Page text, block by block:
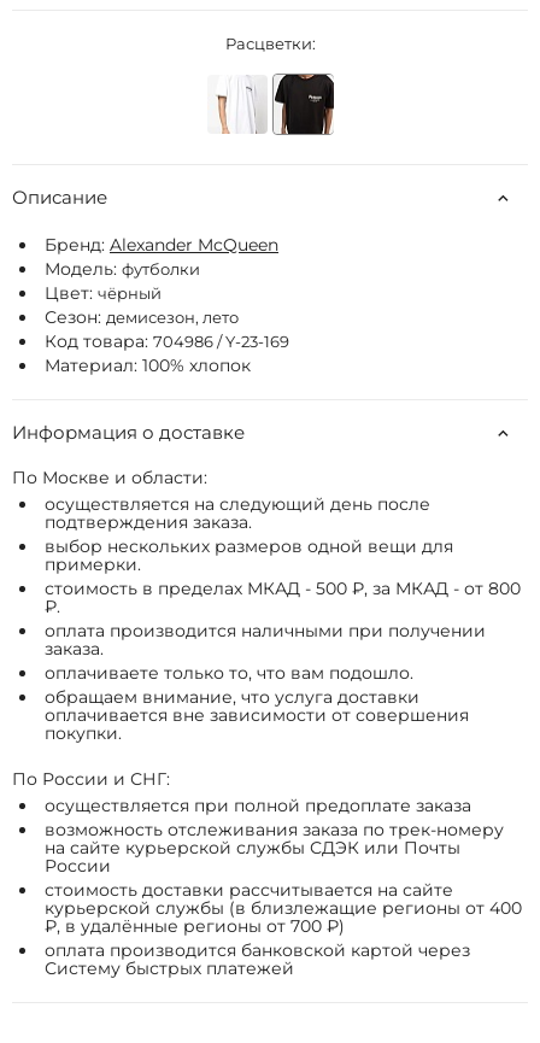
Расцветки:
Описание
Бренд: Alexander McQueen
Модель: футболки
Цвет: чёрный
Сезон: демисезон, лето
Код товара: 704986 / Y-23-169
Материал: 100% хлопок
Информация о доставке
По Москве и области:
осуществляется на следующий день после
подтверждения заказа.
выбор нескольких размеров одной вещи для
примерки.
стоимость в пределах МКАД - 500 ₽, за МКАД - от 800
₽.
оплата производится наличными при получении
заказа.
оплачиваете только то, что вам подошло.
обращаем внимание, что услуга доставки
оплачивается вне зависимости от совершения
покупки.
По России и СНГ:
осуществляется при полной предоплате заказа
возможность отслеживания заказа по трек-номеру
на сайте курьерской службы СДЭК или Почты
России
стоимость доставки рассчитывается на сайте
курьерской службы (в близлежащие регионы от 400
₽, в удалённые регионы от 700 ₽)
оплата производится банковской картой через
Систему быстрых платежей